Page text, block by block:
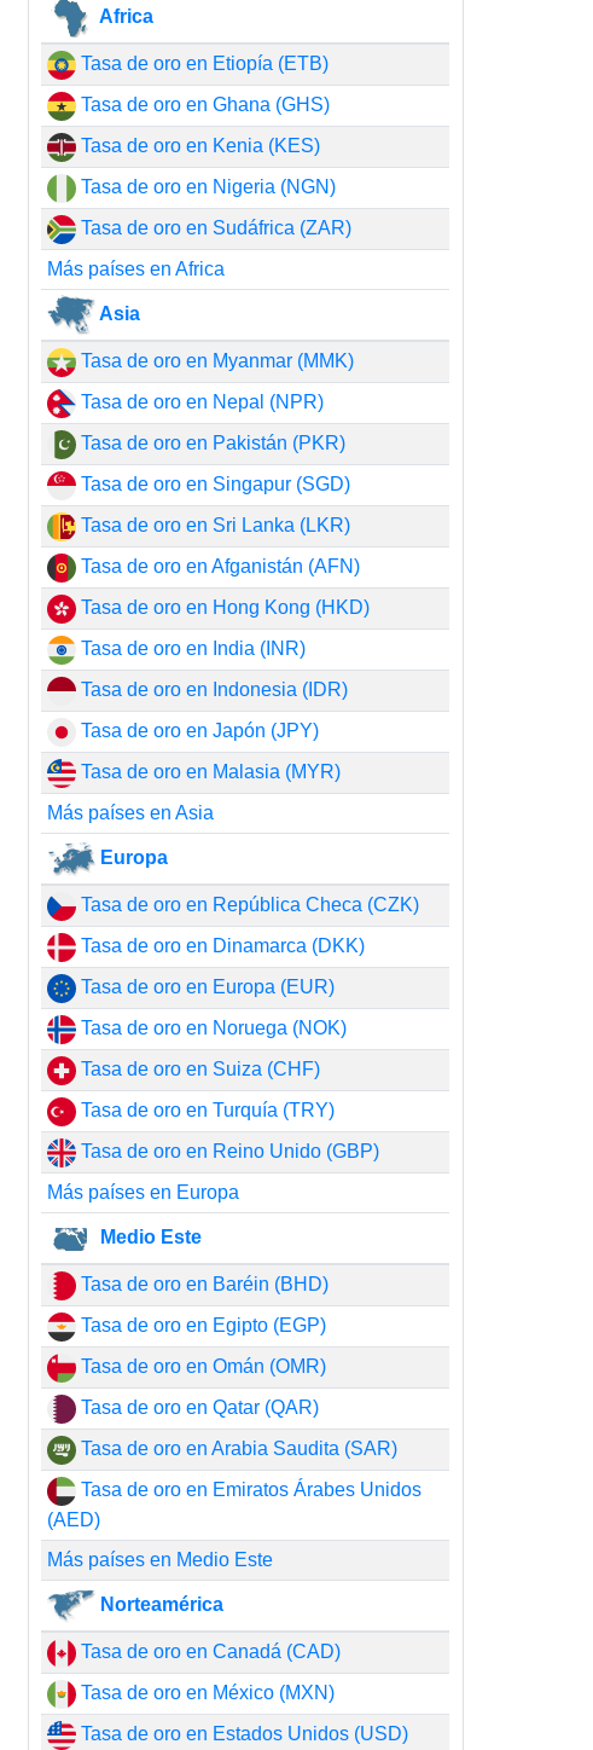
Africa
Tasa de oro en Etiopía (ETB)
Tasa de oro en Ghana (GHS)
Tasa de oro en Kenia (KES)
Tasa de oro en Nigeria (NGN)
Tasa de oro en Sudáfrica (ZAR)
Más países en Africa
Asia
Tasa de oro en Myanmar (MMK)
Tasa de oro en Nepal (NPR)
Tasa de oro en Pakistán (PKR)
Tasa de oro en Singapur (SGD)
Tasa de oro en Sri Lanka (LKR)
Tasa de oro en Afganistán (AFN)
Tasa de oro en Hong Kong (HKD)
Tasa de oro en India (INR)
Tasa de oro en Indonesia (IDR)
Tasa de oro en Japón (JPY)
Tasa de oro en Malasia (MYR)
Más países en Asia
Europa
Tasa de oro en República Checa (CZK)
Tasa de oro en Dinamarca (DKK)
Tasa de oro en Europa (EUR)
Tasa de oro en Noruega (NOK)
Tasa de oro en Suiza (CHF)
Tasa de oro en Turquía (TRY)
Tasa de oro en Reino Unido (GBP)
Más países en Europa
Medio Este
Tasa de oro en Baréin (BHD)
Tasa de oro en Egipto (EGP)
Tasa de oro en Omán (OMR)
Tasa de oro en Qatar (QAR)
Tasa de oro en Arabia Saudita (SAR)
Tasa de oro en Emiratos Árabes Unidos
(AED)
Más países en Medio Este
Norteamérica
Tasa de oro en Canadá (CAD)
Tasa de oro en México (MXN)
Tasa de oro en Estados Unidos (USD)